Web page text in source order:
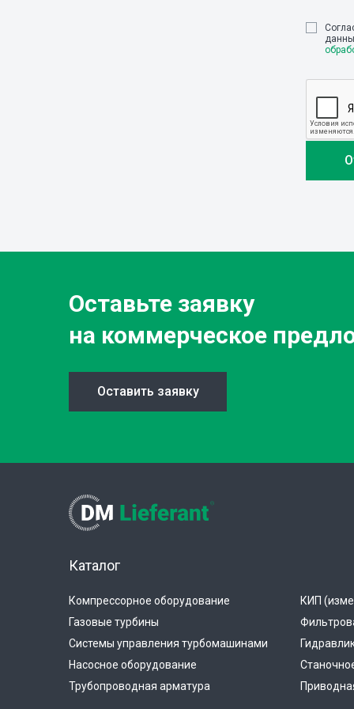
Оставьте заявку
на коммерческое
Оставить заявку
Каталог
Компрессорное оборудование
Газовые турбины
Системы управления турбомашинами
Насосное оборудование
Трубопроводная арматура
КИП